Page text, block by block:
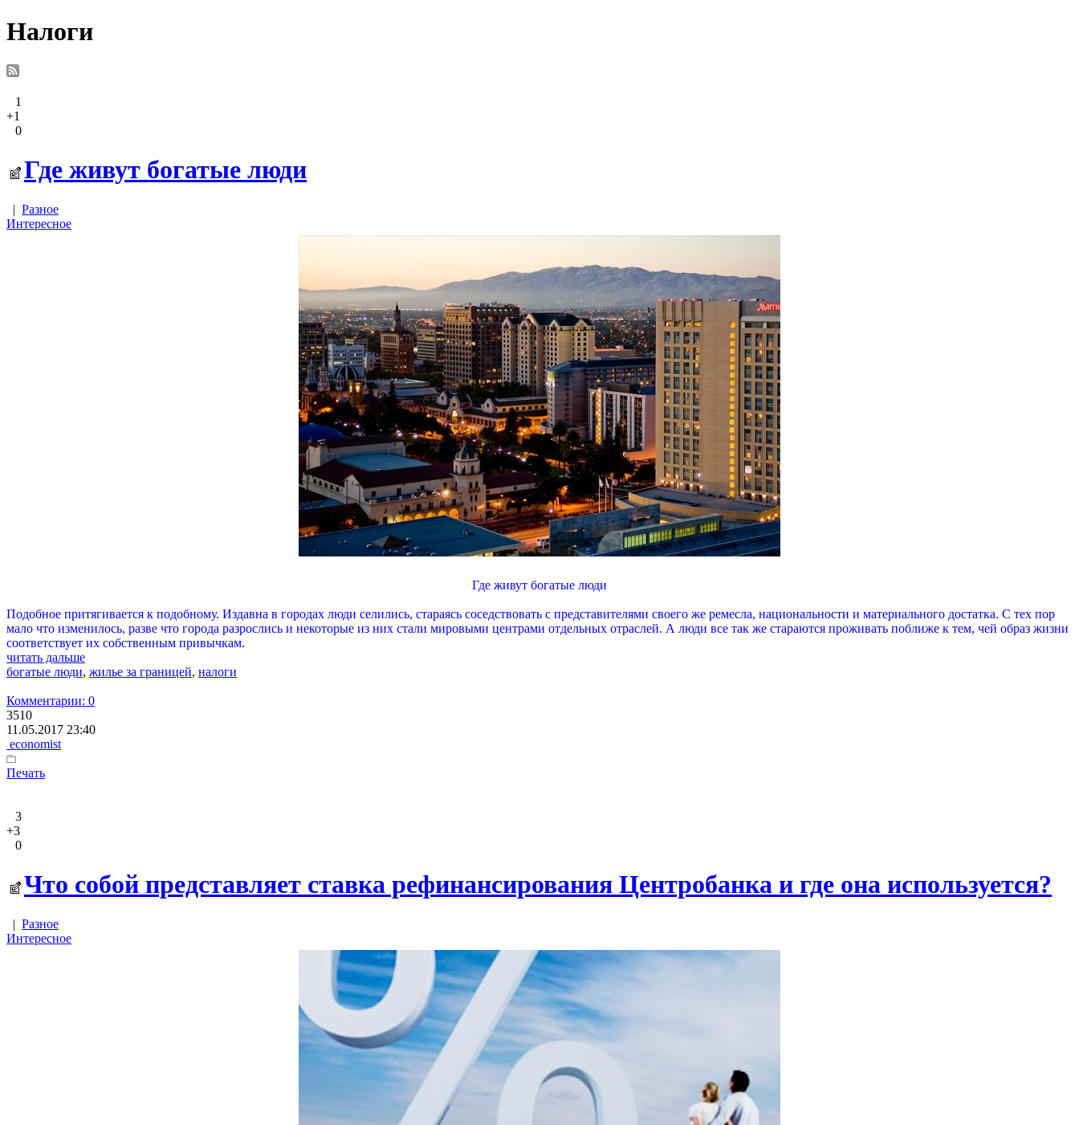
Налоги
1
+1
0
Где живут богатые люди
| Разное
Интересное
Где живут богатые люди
Подобное притягивается к подобному. Издавна в городах люди селились, стараясь соседствовать с представителями своего же ремесла, национальности и материального достатка. С тех пор
мало что изменилось, разве что города разрослись и некоторые из них стали мировыми центрами отдельных отраслей. А люди все так же стараются проживать поближе к тем, чей образ жизни
соответствует их собственным привычкам.
читать дальше
богатые люди, жилье за границей, налоги
Комментарии: 0
3510
11.05.2017 23:40
economist
Печать
3
+3
0
Что собой представляет ставка рефинансирования Центробанка и где она используется?
| Разное
Интересное